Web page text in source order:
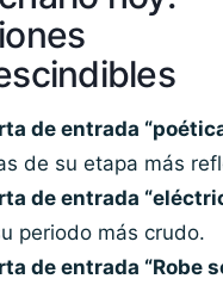
de entrada
de su etapa más
de entrada
periodo más crudo.
de entrada “Robe